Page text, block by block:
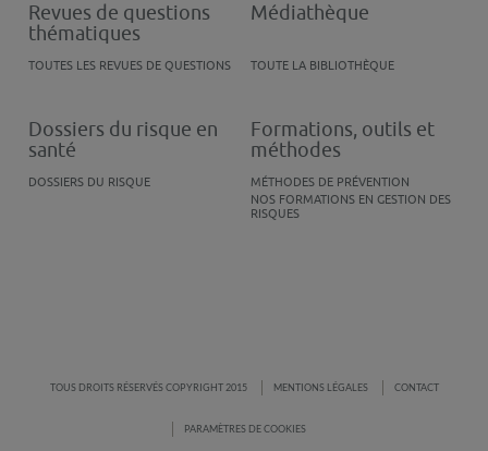
Revues de questions
thématiques
TOUTES LES REVUES DE QUESTIONS
Médiathèque
TOUTE LA BIBLIOTHÈQUE
Dossiers du risque en
santé
DOSSIERS DU RISQUE
Formations, outils et
méthodes
MÉTHODES DE PRÉVENTION
NOS FORMATIONS EN GESTION DES
RISQUES
TOUS DROITS RÉSERVÉS COPYRIGHT 2015 MENTIONS LÉGALES CONTACT
PARAMÈTRES DE COOKIES